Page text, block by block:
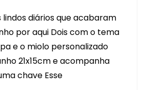
COM
CADEADO!!
TEMA
ALICE
diários que acabaram
por aqui Dois com o tema
e o miolo personalizado
21x15cm e acompanha
chave Esse